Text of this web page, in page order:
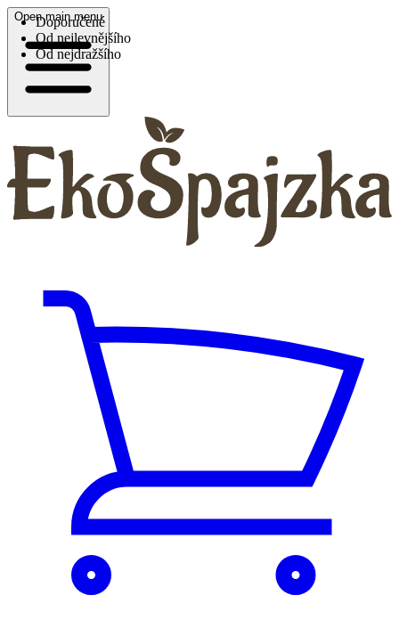
Open main menu
Doporučené
Od nejlevnějšího
Od nejdražšího